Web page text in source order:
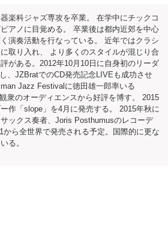
楽科ジャズ専攻を卒業。 在学中にチックコ
アノに目覚める。 卒業後は都内近郊を中心
演奏活動を行なっている。 近年ではクラシ
取り入れ、 より多くのスタイルが混じり合
がある。2012年10月10日に自身初のリーダ
、JZBratでのCD発売記念LIVEも成功させ
Jazz Festivalに徳田雄一郎率いる
衆のオーディエンスから好評を博す。 2015
作「slope」を4月に発売する。 2015年秋に
ックス奏者、Joris Posthumusのレコーデ
から全世界で発売される予定。国際的に更な
る。